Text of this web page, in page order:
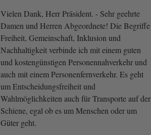
Vielen Dank, Herr Präsident. - Sehr geehrte
Damen und Herren Abgeordnete! Die Begriffe
Freiheit, Gemeinschaft, Inklusion und
Nachhaltigkeit verbinde ich mit einem guten
und kostengünstigen Personennahverkehr und
auch mit einem Personenfernverkehr. Es geht
um Entscheidungsfreiheit und
Wahlmöglichkeiten auch für Transporte auf der
Schiene, egal ob es um Menschen oder um
Güter geht.